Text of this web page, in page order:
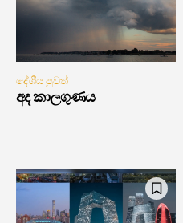
දේශීය පුවත්
අද කාලගුණය